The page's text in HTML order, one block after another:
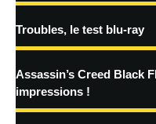
Troubles, le test blu-ray
Assassin’s Creed Black
impressions !